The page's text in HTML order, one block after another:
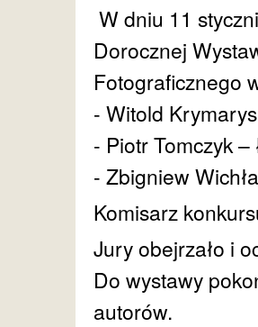
W dniu 11
Dorocznej
Fotograficznego
- Witold
- Piotr Tomczyk –
- Zbigniew
Komisarz
Jury obejrzało i
Do wystawy
autorów.